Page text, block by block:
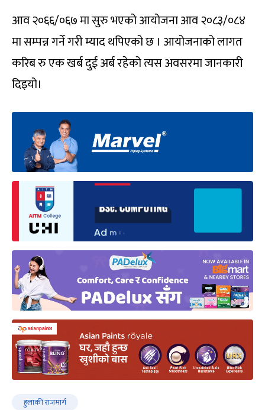
आव २०६६/०६७ मा सुरु भएको आयोजना आव २०८३/०८४
मा सम्पन्न गर्ने गरी म्याद थपिएको छ । आयोजनाको लागत
करिब रु एक खर्ब दुई अर्ब रहेको त्यस अवसरमा जानकारी
दिइयो।
हुलाकी राजमार्ग